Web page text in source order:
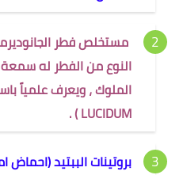
مستخلص فطر
النوع من الفطر له
LUCIDUM ) .
بروتينات الببتيد (احماض